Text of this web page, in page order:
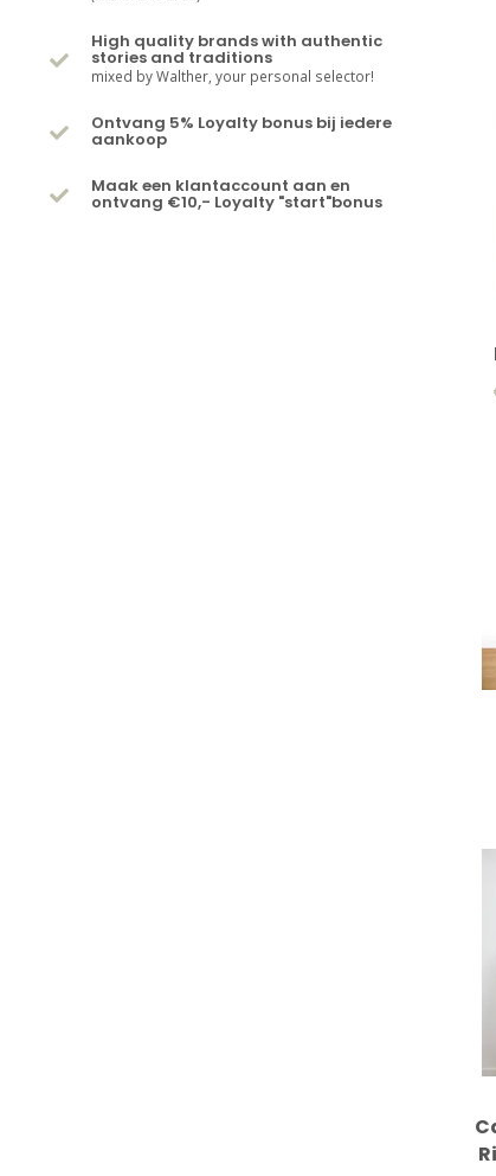
High quality brands with authentic
stories and traditions
mixed by Walther, your personal selector!
Ontvang 5% Loyalty bonus bij iedere
aankoop
Maak een klantaccount aan en
ontvang €10,- Loyalty "start"bonus